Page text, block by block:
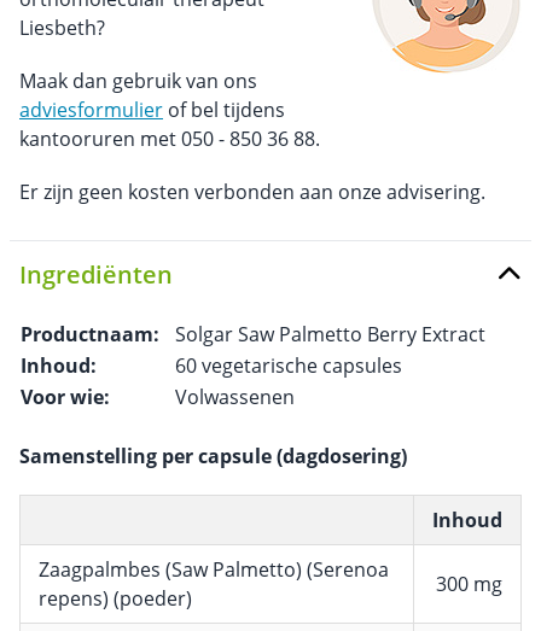
Liesbeth?
Maak dan gebruik van ons
adviesformulier of bel tijdens
kantooruren met 050 - 850 36 88.
Er zijn geen kosten verbonden aan onze advisering.
Ingrediënten
Productnaam:
Solgar Saw Palmetto Berry Extract
Inhoud:
60 vegetarische capsules
Voor wie:
Volwassenen
Samenstelling per capsule (dagdosering)
Inhoud
Zaagpalmbes (Saw Palmetto) (Serenoa
repens) (poeder)
300 mg